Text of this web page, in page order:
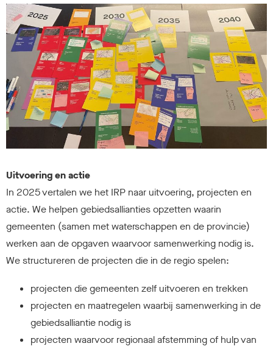
Uitvoering en actie
In 2025 vertalen we het IRP naar uitvoering, projecten en
actie. We helpen gebiedsallianties opzetten waarin
gemeenten (samen met waterschappen en de provincie)
werken aan de opgaven waarvoor samenwerking nodig is.
We structureren de projecten die in de regio spelen:
projecten die gemeenten zelf uitvoeren en trekken
projecten en maatregelen waarbij samenwerking in de
gebiedsalliantie nodig is
projecten waarvoor regionaal afstemming of hulp van